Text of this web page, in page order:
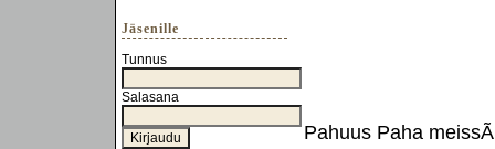
Jäsenille
Tunnus
Salasana
Pahuus Paha